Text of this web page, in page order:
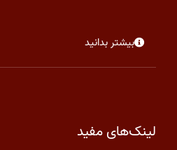
بیشتر بدانید
لینک‌های مفید